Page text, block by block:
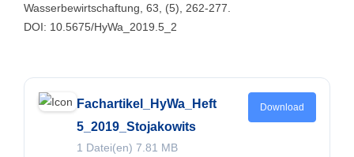
Wasserbewirtschaftung, 63, (5), 262-277.
DOI: 10.5675/HyWa_2019.5_2
Fachartikel_HyWa_Heft
5_2019_Stojakowits
1 Datei(en) 7.81 MB
Download